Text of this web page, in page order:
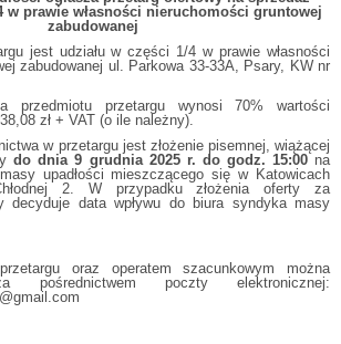
w prawie własności nieruchomości gruntowej
zabudowanej
jest udziału w części 1/4 w prawie własności
zabudowanej ul. Parkowa 33-33A, Psary, KW nr
przedmiotu przetargu wynosi 70% wartości
zł + VAT (o ile należny).
w przetargu jest złożenie pisemnej, wiążącej
do dnia 9 grudnia 2025 r. do godz. 15:00na
upadłości mieszczącego się w Katowicach
2. W przypadku złożenia oferty za
decyduje data wpływu do biura syndyka masy
oraz operatem szacunkowym można
poczty elektronicznej: